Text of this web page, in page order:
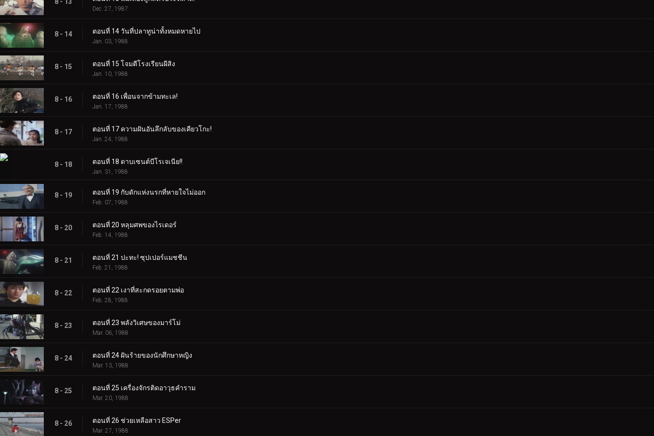
Dec. 27, 1987
8 - 14 ตอนที่ 14 วันที่ปลาทูน่าทั้งหมดหายไป
Jan. 03, 1988
8 - 15 ตอนที่ 15 โจมตีโรงเรียนผีสิง
Jan. 10, 1988
8 - 16 ตอนที่ 16 เพื่อนจากข้ามทะเล!
Jan. 17, 1988
8 - 17 ตอนที่ 17 ความฝันอันลึกลับของเคียวโกะ!
Jan. 24, 1988
8 - 18 ตอนที่ 18 ดาบเซนต์บีโรเจเนีย!!
Jan. 31, 1988
8 - 19 ตอนที่ 19 กับดักแห่งนรกที่หายใจไม่ออก
Feb. 07, 1988
8 - 20 ตอนที่ 20 หลุมศพของไรเดอร์
Feb. 14, 1988
8 - 21 ตอนที่ 21 ปะทะ! ซุปเปอร์แมชชีน
Feb. 21, 1988
8 - 22 ตอนที่ 22 เงาที่สะกดรอยตามพ่อ
Feb. 28, 1988
8 - 23 ตอนที่ 23 พลังวิเศษของมาร์โม่
Mar. 06, 1988
8 - 24 ตอนที่ 24 ฝันร้ายของนักศึกษาหญิง
Mar. 13, 1988
8 - 25 ตอนที่ 25 เครื่องจักรติดอาวุธคำราม
Mar. 20, 1988
8 - 26 ตอนที่ 26 ช่วยเหลือสาว ESPer
Mar. 27, 1988